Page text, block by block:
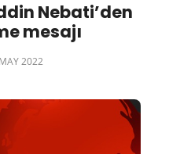
Nebati’den
mesajı
2022